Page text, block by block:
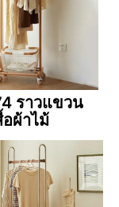
ราวแขวน
อผ้าไม้